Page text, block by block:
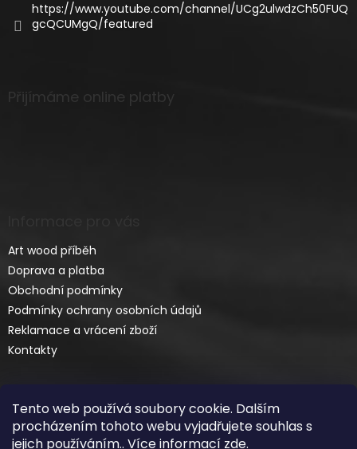
Tento web používá soubory cookie. Dalším
procházením tohoto webu vyjadřujete souhlas s
jejich používáním.. Více informací zde.
https://www.youtube.com/channel/UCg2ulwdzCh50FUQ
gcQCUMgQ/featured
Přijímáme online platby
Art wood příběh
Doprava a platba
Obchodní podmínky
Podmínky ochrany osobních údajů
Reklamace a vrácení zboží
Kontakty